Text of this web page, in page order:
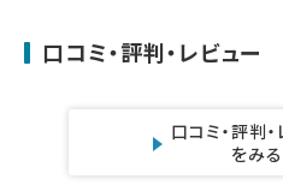
口コミ・評判・レビュー
口コミ・評判
をみる